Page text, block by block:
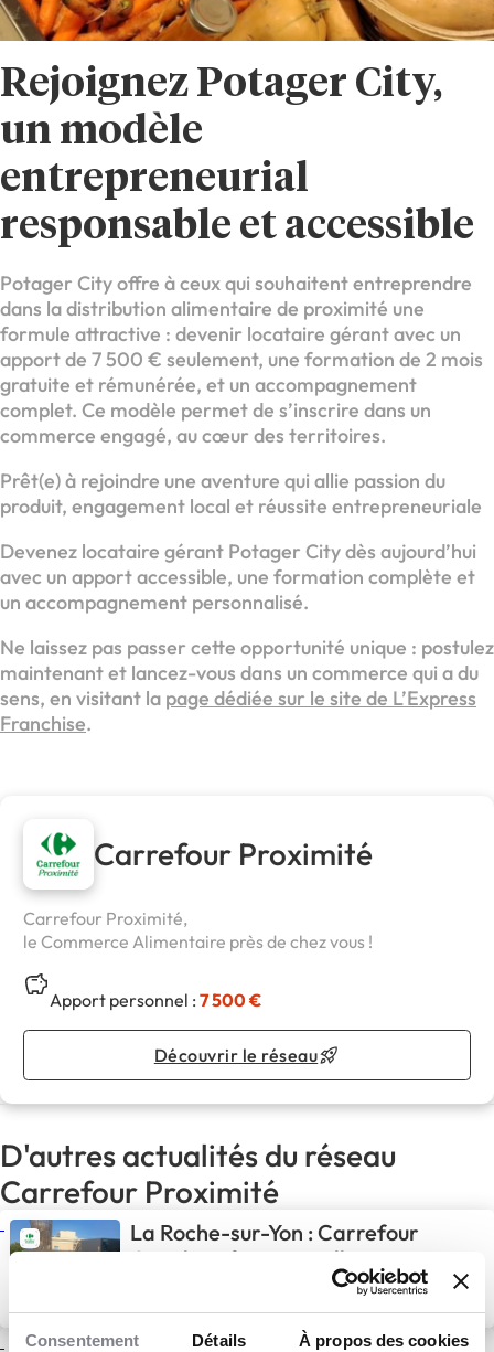
Consentement Détails À propos des cookies
Rejoignez Potager City,
un modèle
entrepreneurial
responsable et accessible
Potager City offre à ceux qui souhaitent entreprendre
dans la distribution alimentaire de proximité une
formule attractive : devenir locataire gérant avec un
apport de 7 500 € seulement, une formation de 2 mois
gratuite et rémunérée, et un accompagnement
complet. Ce modèle permet de s’inscrire dans un
commerce engagé, au cœur des territoires.
Prêt(e) à rejoindre une aventure qui allie passion du
produit, engagement local et réussite entrepreneuriale
Devenez locataire gérant Potager City dès aujourd’hui
avec un apport accessible, une formation complète et
un accompagnement personnalisé.
Ne laissez pas passer cette opportunité unique : postulez
maintenant et lancez-vous dans un commerce qui a du
sens, en visitant la page dédiée sur le site de L’Express
Franchise.
Carrefour Proximité
Carrefour Proximité,
le Commerce Alimentaire près de chez vous !
Apport personnel :7 500 €
Découvrir le réseau
D'autres actualités du réseau
Carrefour Proximité
La Roche-sur-Yon : Carrefour
City densifie son maillage
vendéen avec un nouveau
binôme de franchisés
4 Août 2026Actualités